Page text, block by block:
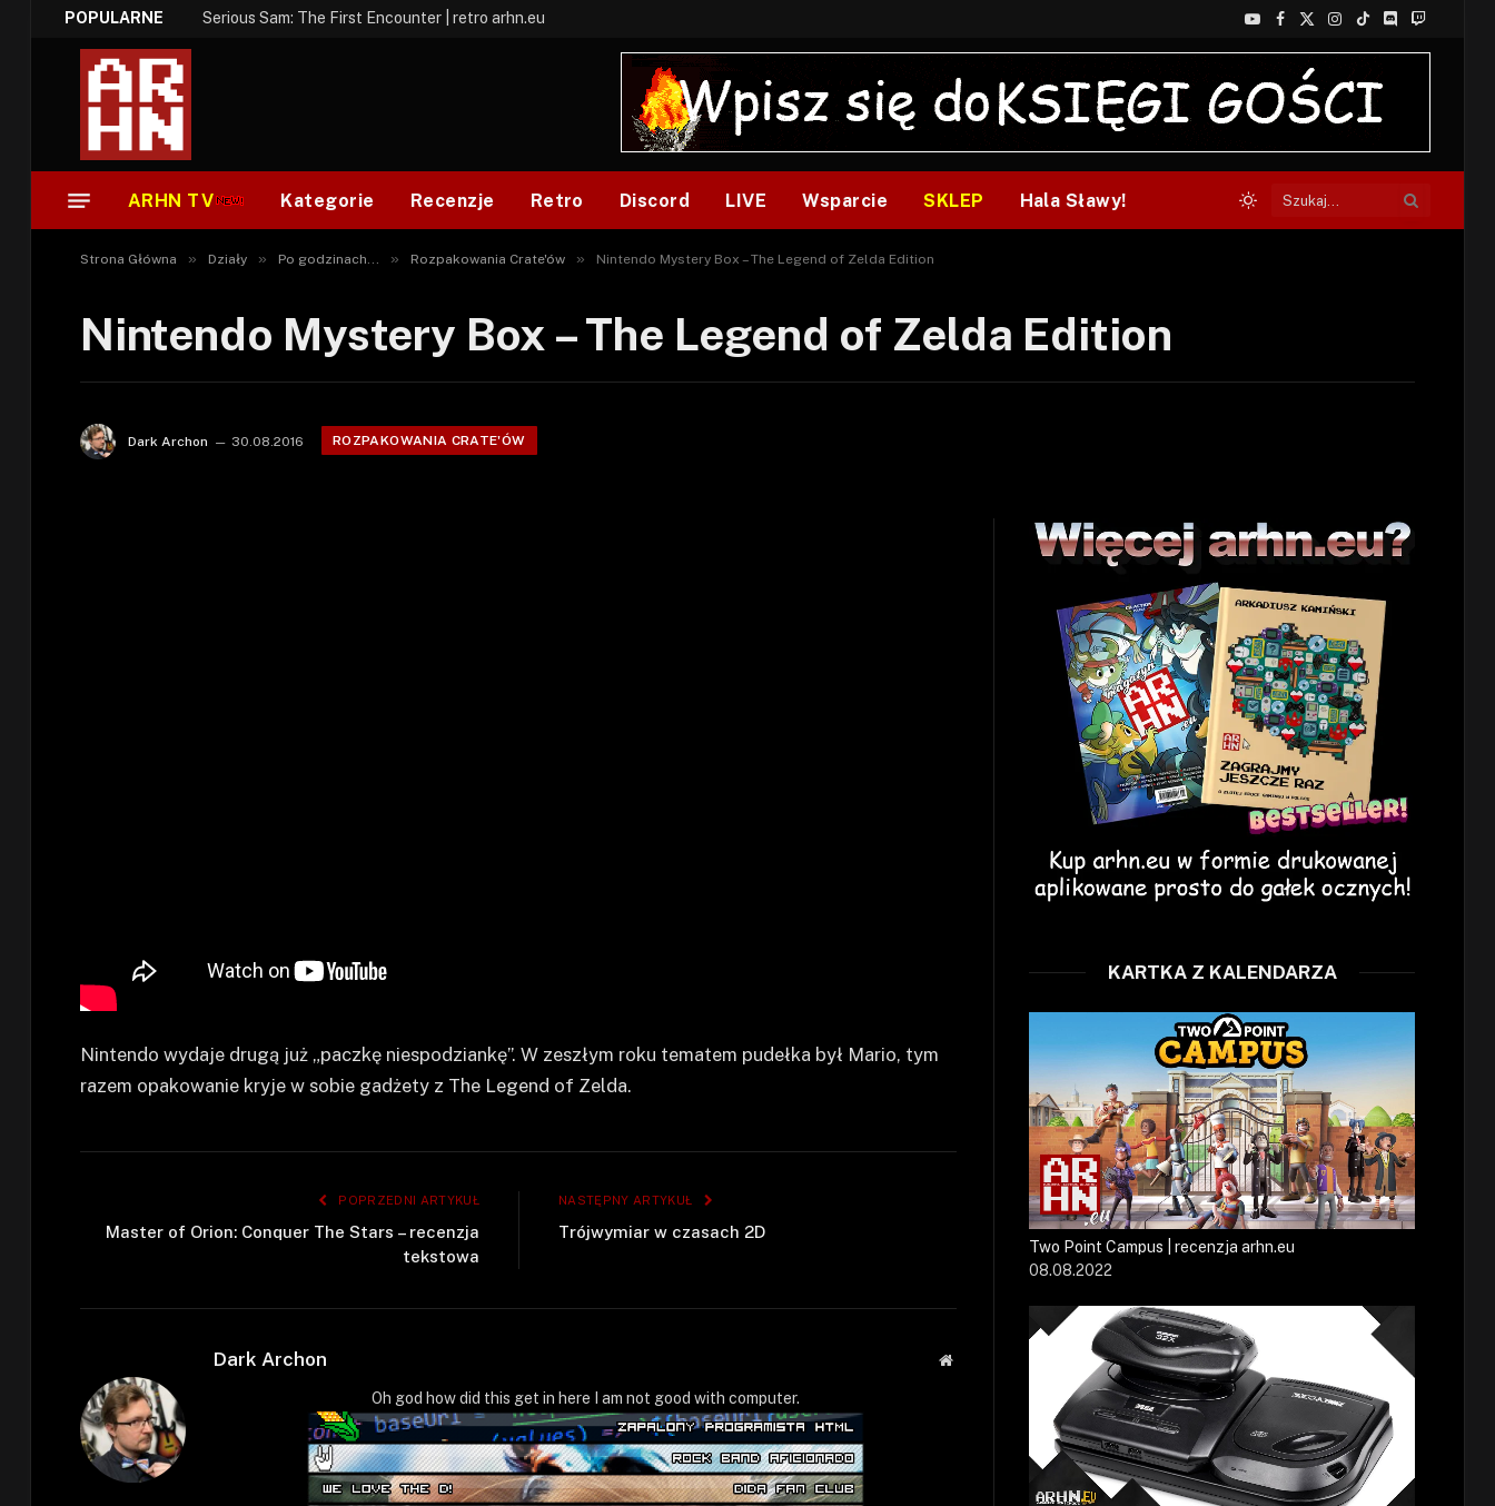
POPULARNE Serious Sam: The First Encounter | retro arhn.eu
YouTube
Facebook
X
(Twitter)
Instagram
TikTokDiscordTwitch
ARHN TV Kategorie Recenzje Retro Discord LIVE Wsparcie SKLEP Hala Sławy!
Strona Główna » Działy » Po godzinach... » Rozpakowania Crate'ów » Nintendo Mystery Box – The Legend of Zelda Edition
Nintendo Mystery Box – The Legend of Zelda Edition
Dark Archon 30.08.2016 ROZPAKOWANIA CRATE'ÓW
Nintendo wydaje drugą już „paczkę niespodziankę”. W zeszłym roku tematem pudełka był Mario, tym
razem opakowanie kryje w sobie gadżety z The Legend of Zelda.
POPRZEDNI ARTYKUŁ
Master of Orion: Conquer The Stars – recenzja
tekstowa
NASTĘPNY ARTYKUŁ
Trójwymiar w czasach 2D
Dark Archon
Strona
Oh god how did this get in here I am not good with computer.
KARTKA Z KALENDARZA
Two Point Campus | recenzja arhn.eu
08.08.2022